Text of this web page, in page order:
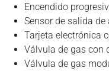
Encendido
Sensor de salida
Tarjeta electrónica
Válvula de gas con
Válvula de gas